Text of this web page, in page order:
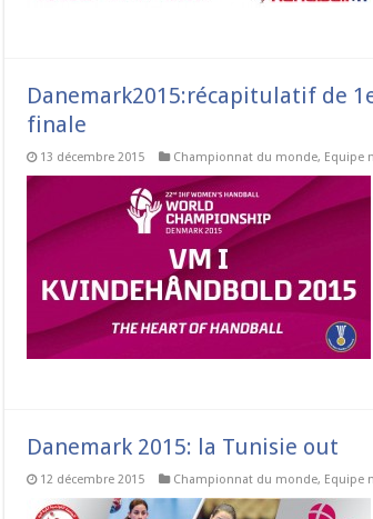
Danemark2015:récapitulatif de
finale
13 décembre 2015 Championnat du monde, Equipe
Danemark 2015: la Tunisie out
12 décembre 2015 Championnat du monde, Equipe